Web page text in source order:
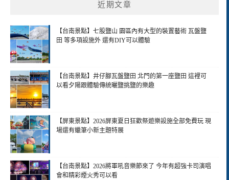
近期文章
【台南景點】七股鹽山 園區內有大型的裝置藝術 瓦盤鹽
田 等多項設施外 還有DIY可以體驗
【台南景點】井仔腳瓦盤鹽田 北門的第一座鹽田 這裡可
以看夕陽跟體驗傳統曬鹽挑鹽的樂趣
【屏東景點】2026屏東夏日狂歡祭遊樂設施全部免費玩 現
場還有蠟筆小新主題特展
【台南景點】2026將軍吼音樂節來了 今年有超強卡司演唱
會和精彩煙火秀可以看